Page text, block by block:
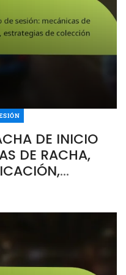
DE INICIO
DE RACHA,